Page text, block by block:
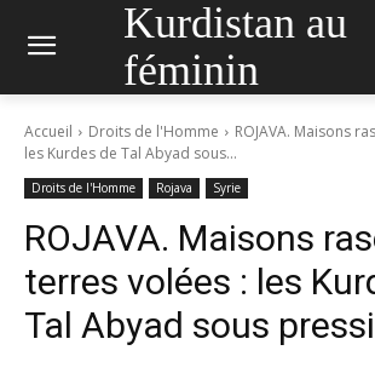
Kurdistan au
féminin
Accueil Droits de l'Homme
ROJAVA. Maisons
les Kurdes de Tal Abyad sous...
Droits de l'Homme Rojava Syrie
ROJAVA. Maisons
terres volées : les
Tal Abyad sous